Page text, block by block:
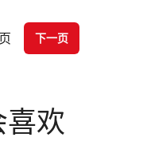
下一页
欢